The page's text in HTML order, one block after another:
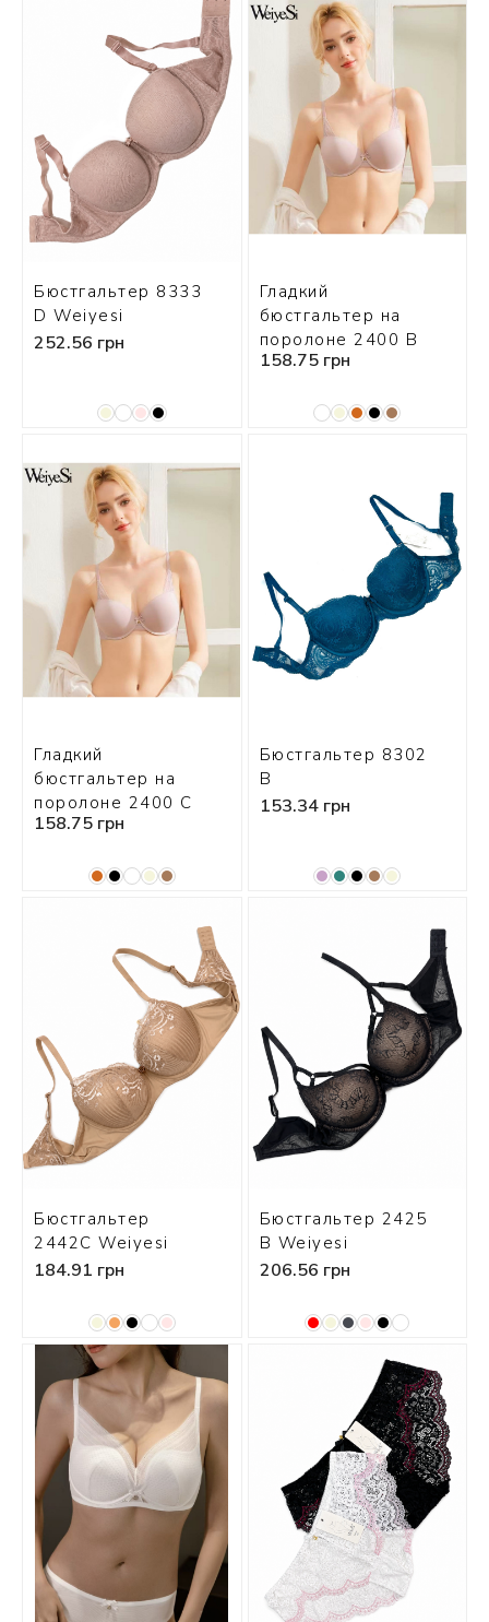
Бюстгальтер 8333
D Weiyesi
252.56 грн
Гладкий
бюстгальтер на
поролоне 2400 В
158.75 грн
Гладкий
бюстгальтер на
поролоне 2400 С
158.75 грн
Бюстгальтер 8302
B
153.34 грн
Бюстгальтер
2442С Weiyesi
184.91 грн
Бюстгальтер 2425
В Weiyesi
206.56 грн